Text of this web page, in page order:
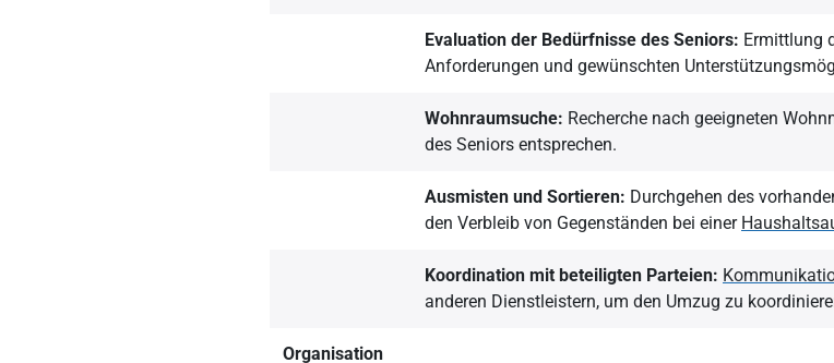
Evaluation der Bedürfnisse des Seniors: Ermittlung
Anforderungen und gewünschten
Wohnraumsuche: Recherche nach geeigneten
des Seniors entsprechen.
Ausmisten und Sortieren: Durchgehen des
den Verbleib von Gegenständen bei einer
Koordination mit beteiligten Parteien:
anderen Dienstleistern, um den Umzug zu
Organisation